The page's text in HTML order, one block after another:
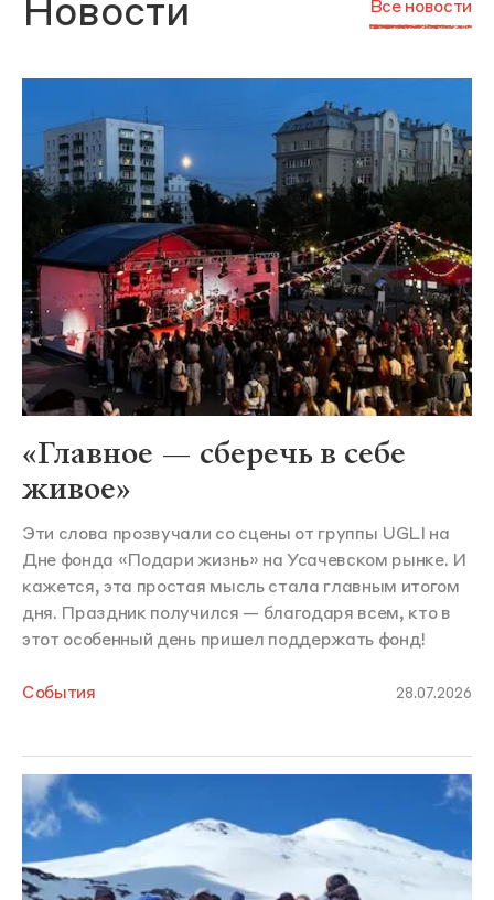
Новости Все новости
«Главное — сберечь в себе
живое»
Эти слова прозвучали со сцены от группы UGLI на
Дне фонда «Подари жизнь» на Усачевском рынке. И
кажется, эта простая мысль стала главным итогом
дня. Праздник получился — благодаря всем, кто в
этот особенный день пришел поддержать фонд!
События 28.07.2026